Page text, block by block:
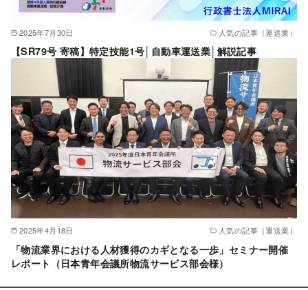
2025年7月30日 人気の記事（運送業）
【SR79号 寄稿】特定技能1号│自動車運送業│解説記事
2025年4月18日 人気の記事（運送業）
「物流業界における人材獲得のカギとなる一歩」セミナー開催
レポート（日本青年会議所物流サービス部会様）